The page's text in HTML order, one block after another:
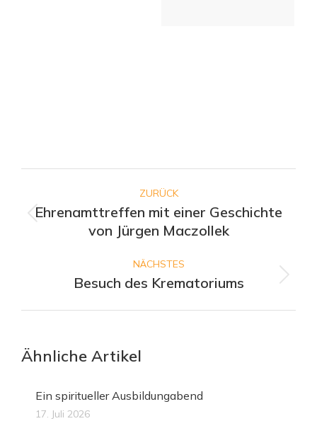
ZURÜCK
Vorheriger
Beitrag:
Ehrenamttreffen mit einer Geschichte
von Jürgen Maczollek
NÄCHSTES
Nächster
Besuch des Krematoriums
Ähnliche Artikel
Ein spiritueller Ausbildungabend
17. Juli 2026